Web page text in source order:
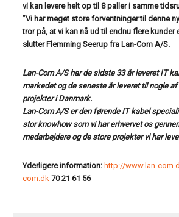
vi kan levere helt op til 8 paller i samme
”Vi har meget store forventninger til denne
tror på, at vi kan nå ud til endnu flere kunder
slutter Flemming Seerup fra Lan-Com A/S.
Lan-Com A/S har de sidste 33 år leveret IT
markedet og de seneste år leveret til nogle
projekter i Danmark.
Lan-Com A/S er den førende IT kabel
stor knowhow som vi har erhvervet os
medarbejdere og de store projekter vi har
Yderligere information: http://www.lan-
com.dk 70 21 61 56